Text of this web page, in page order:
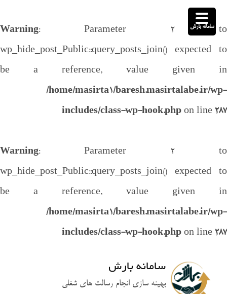
Warning: Parameter 2 to
wp_hide_post_Public::query_posts_join() expected to
be a reference, value given in
/home/masirta1/baresh.masirtalabe.ir/wp-
includes/class-wp-hook.php on line 287
Warning: Parameter 2 to
wp_hide_post_Public::query_posts_join() expected to
be a reference, value given in
/home/masirta1/baresh.masirtalabe.ir/wp-
includes/class-wp-hook.php on line 287
سامانه بارش
بهینه سازی انجام رسالت های شغلی
سامانه بارش